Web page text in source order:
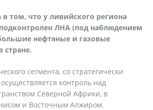
в том, что у ливийского региона
ЛНА (под наблюдением
нефтяные и газовые
стране.
сегмента, со стратегически
контроль над
Северной Африки, в
и Восточным Алжиром.